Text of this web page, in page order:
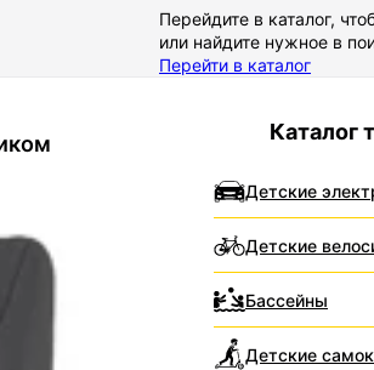
Перейдите в каталог,
или найдите нужное в
Перейти в каталог
Каталог
Детские
Детские
Бассейны
Детские